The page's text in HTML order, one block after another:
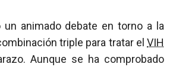
un animado debate en torno a la
triple para tratar el VIH
Aunque se ha comprobado